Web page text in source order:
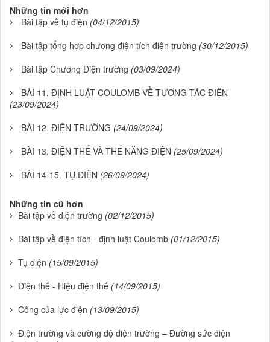
Những tin mới hơn
Bài tập về tụ điện (04/12/2015)
Bài tập tổng hợp chương điện tích điện trường (30/12/2015)
Bài tập Chương Điện trường (03/09/2024)
BÀI 11. ĐỊNH LUẬT COULOMB VỀ TƯƠNG TÁC ĐIỆN
(23/09/2024)
BÀI 12. ĐIỆN TRƯỜNG (24/09/2024)
BÀI 13. ĐIỆN THẾ VÀ THẾ NĂNG ĐIỆN (25/09/2024)
BÀI 14-15. TỤ ĐIỆN (26/09/2024)
Những tin cũ hơn
Bài tập về điện trường (02/12/2015)
Bài tập về điện tích - định luật Coulomb (01/12/2015)
Tụ điện (15/09/2015)
Điện thế - Hiệu điện thế (14/09/2015)
Công của lực điện (13/09/2015)
Điện trường và cường độ điện trường – Đường sức điện